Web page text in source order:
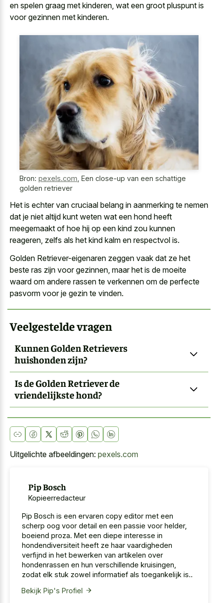
en spelen graag met kinderen, wat een groot pluspunt is
voor gezinnen met kinderen.
Bron: pexels.com Een close-up van een schattige
golden retriever
Het is echter van cruciaal belang in aanmerking te nemen
dat je niet altijd kunt weten wat een hond heeft
meegemaakt of hoe hij op een kind zou kunnen
reageren, zelfs als het kind kalm en respectvol is.
Golden Retriever-eigenaren zeggen vaak dat ze het
beste ras zijn voor gezinnen, maar het is de moeite
waard om andere rassen te verkennen om de perfecte
pasvorm voor je gezin te vinden.
Veelgestelde vragen
Kunnen Golden Retrievers
huishonden zijn?
Is de Golden Retriever de
vriendelijkste hond?
Uitgelichte afbeeldingen: pexels.com
Pip Bosch
Kopieerredacteur
Pip Bosch is een ervaren copy editor met een
scherp oog voor detail en een passie voor helder,
boeiend proza. Met een diepe interesse in
hondendiversiteit heeft ze haar vaardigheden
verfijnd in het bewerken van artikelen over
hondenrassen en hun verschillende kruisingen,
zodat elk stuk zowel informatief als toegankelijk is..
Bekijk Pip's Profiel